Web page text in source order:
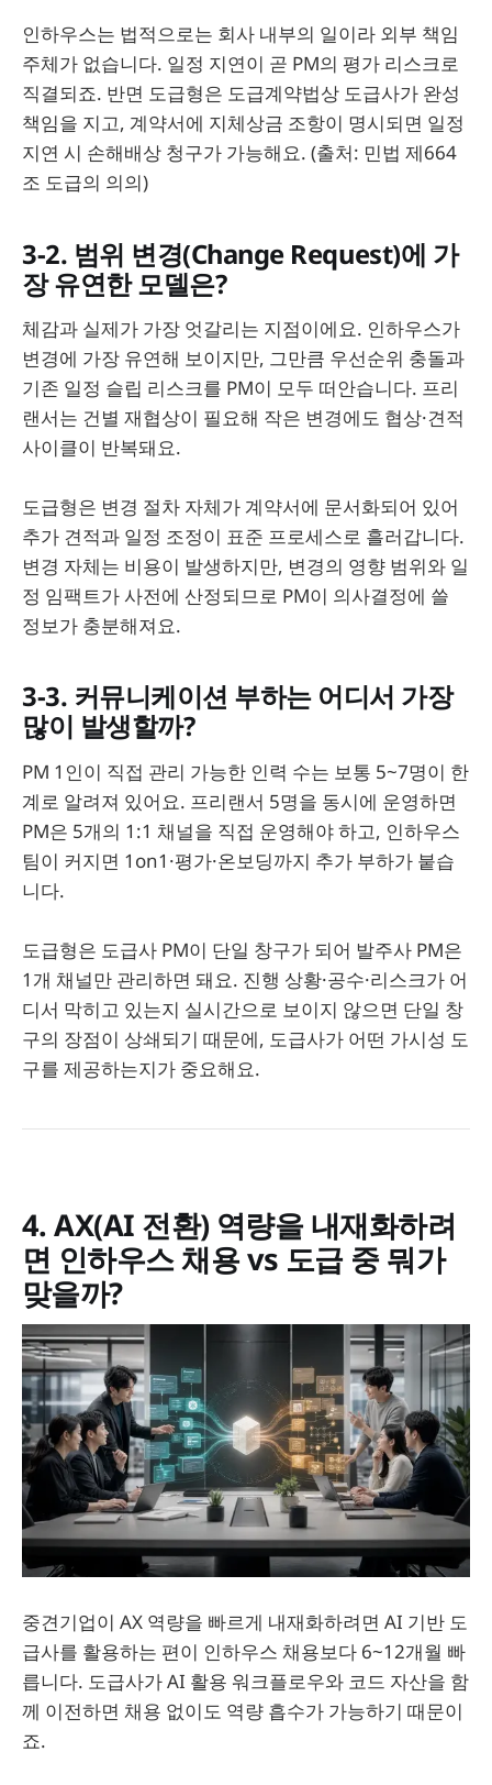
인하우스는 법적으로는 회사 내부의 일이라 외부 책임
주체가 없습니다. 일정 지연이 곧 PM의 평가 리스크로
직결되죠. 반면 도급형은 도급계약법상 도급사가 완성
책임을 지고, 계약서에 지체상금 조항이 명시되면 일정
지연 시 손해배상 청구가 가능해요. (출처: 민법 제664
조 도급의 의의)
3-2. 범위 변경(Change Request)에 가
장 유연한 모델은?
체감과 실제가 가장 엇갈리는 지점이에요. 인하우스가
변경에 가장 유연해 보이지만, 그만큼 우선순위 충돌과
기존 일정 슬립 리스크를 PM이 모두 떠안습니다. 프리
랜서는 건별 재협상이 필요해 작은 변경에도 협상·견적
사이클이 반복돼요.
도급형은 변경 절차 자체가 계약서에 문서화되어 있어
추가 견적과 일정 조정이 표준 프로세스로 흘러갑니다.
변경 자체는 비용이 발생하지만, 변경의 영향 범위와 일
정 임팩트가 사전에 산정되므로 PM이 의사결정에 쓸
정보가 충분해져요.
3-3. 커뮤니케이션 부하는 어디서 가장
많이 발생할까?
PM 1인이 직접 관리 가능한 인력 수는 보통 5~7명이 한
계로 알려져 있어요. 프리랜서 5명을 동시에 운영하면
PM은 5개의 1:1 채널을 직접 운영해야 하고, 인하우스
팀이 커지면 1on1·평가·온보딩까지 추가 부하가 붙습
니다.
도급형은 도급사 PM이 단일 창구가 되어 발주사 PM은
1개 채널만 관리하면 돼요. 진행 상황·공수·리스크가 어
디서 막히고 있는지 실시간으로 보이지 않으면 단일 창
구의 장점이 상쇄되기 때문에, 도급사가 어떤 가시성 도
구를 제공하는지가 중요해요.
4. AX(AI 전환) 역량을 내재화하려
면 인하우스 채용 vs 도급 중 뭐가
맞을까?
중견기업이 AX 역량을 빠르게 내재화하려면 AI 기반 도
급사를 활용하는 편이 인하우스 채용보다 6~12개월 빠
릅니다. 도급사가 AI 활용 워크플로우와 코드 자산을 함
께 이전하면 채용 없이도 역량 흡수가 가능하기 때문이
죠.